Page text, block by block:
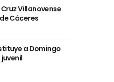
Villanovense
Cáceres
a Domingo